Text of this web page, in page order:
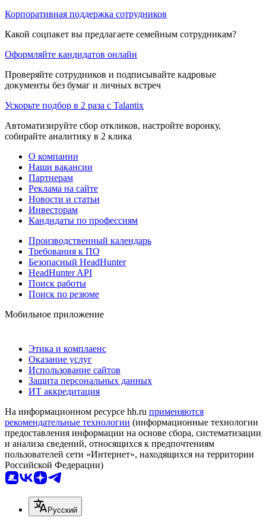
Корпоративная поддержка сотрудников
Какой соцпакет вы предлагаете семейным сотрудникам?
Оформляйте кандидатов онлайн
Проверяйте сотрудников и подписывайте кадровые
документы без бумаг и личных встреч
Ускорьте подбор в 2 раза с Talantix
Автоматизируйте сбор откликов, настройте воронку,
собирайте аналитику в 2 клика
О компании
Наши вакансии
Партнерам
Реклама на сайте
Новости и статьи
Инвесторам
Кандидаты по профессиям
Производственный календарь
Требования к ПО
Безопасный HeadHunter
HeadHunter API
Поиск работы
Поиск по резюме
Мобильное приложение
Этика и комплаенс
Оказание услуг
Использование сайтов
Защита персональных данных
ИТ аккредитация
На информационном ресурсе hh.ru применяются
рекомендательные технологии (информационные технологии
предоставления информации на основе сбора, систематизации
и анализа сведений, относящихся к предпочтениям
пользователей сети «Интернет», находящихся на территории
Российской Федерации)
Русский